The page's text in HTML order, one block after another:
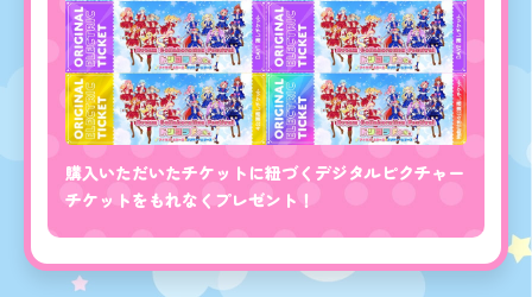
購入いただいたチケットに紐づくデジタルピクチャー
チケットをもれなくプレゼント！